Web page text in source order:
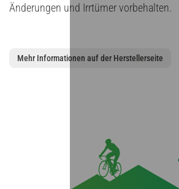
Änderungen und Irrtümer vorbehalten.
Mehr Informationen auf der Herstellerseite